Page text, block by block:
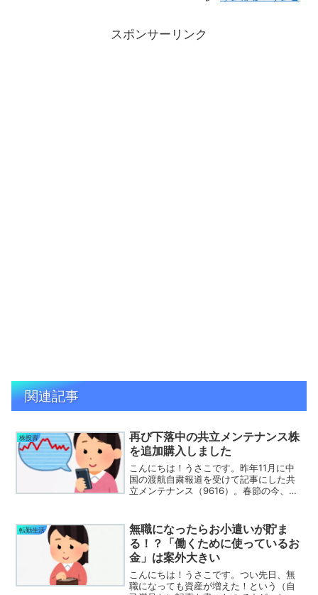
スポンサーリンク
関連記事
株投資
再び下落中の共立メンテナンス株
を追加購入しました
こんにちは！うさこです。昨年11月に中
国の渡航自粛報道を受けて記事にした共
立メンテナンス（9616）。春節の今、ま
０の状態から800株まで買い戻していま
した。その...
転勤生活
無職になったらお小遣いが貯ま
る！？「働くために使っているお
金」は案外大きい
こんにちは！うさこです。つい先日、無
職になっても資産が増えた！という（自